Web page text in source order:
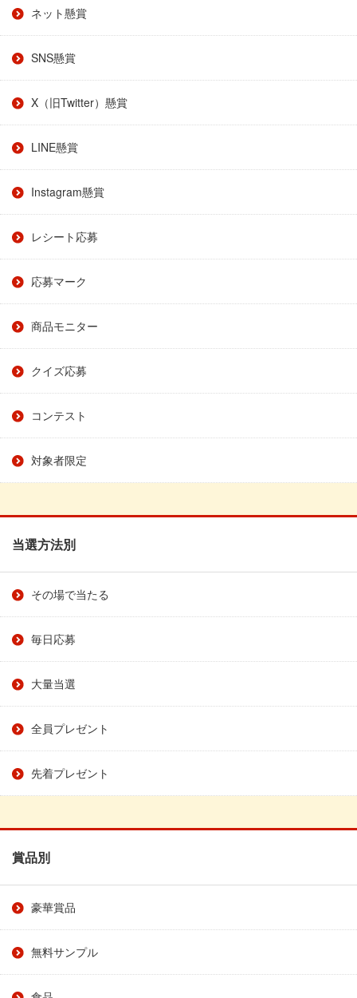
ネット懸賞
SNS懸賞
X（旧Twitter）懸賞
LINE懸賞
Instagram懸賞
レシート応募
応募マーク
商品モニター
クイズ応募
コンテスト
対象者限定
当選方法別
その場で当たる
毎日応募
大量当選
全員プレゼント
先着プレゼント
賞品別
豪華賞品
無料サンプル